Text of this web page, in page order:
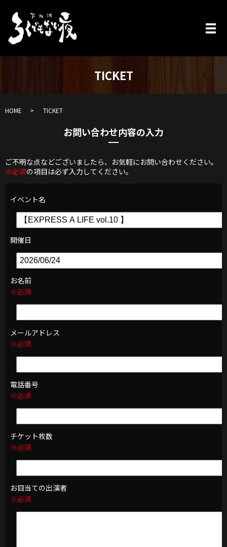
TICKET
HOME TICKET
お問い合わせ内容の入力
ご不明な点などございましたら、お気軽にお問い合わせください。
※必須の項目は必ず入力してください。
イベント名
開催日
お名前
※必須
メールアドレス
※必須
電話番号
※必須
チケット枚数
※必須
お目当ての出演者
※必須